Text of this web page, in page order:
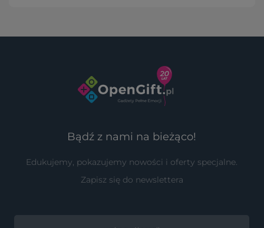
Bądź z nami na bieżąco!
Edukujemy, pokazujemy nowości i oferty specjalne.
Zapisz się do newslettera